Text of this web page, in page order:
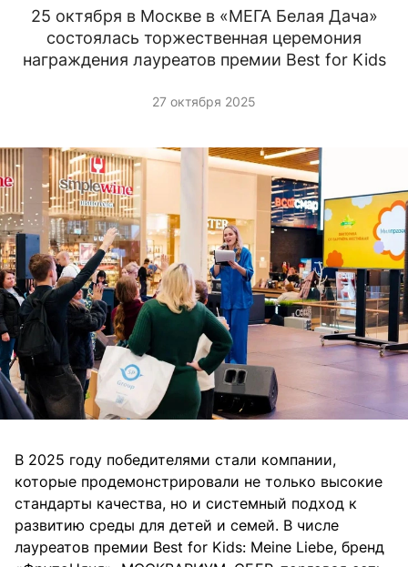
25 октября в Москве в «МЕГА Белая Дача»
состоялась торжественная церемония
награждения лауреатов премии Best for Kids
27 октября 2025
В 2025 году победителями стали компании,
которые продемонстрировали не только высокие
стандарты качества, но и системный подход к
развитию среды для детей и семей. В числе
лауреатов премии Best for Kids: Meine Liebe, бренд